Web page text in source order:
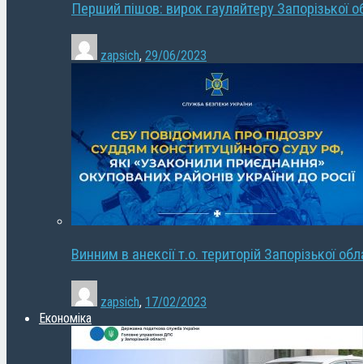
Перший пішов: вирок гауляйтеру Запорізької
zapsich, 29/06/2023
Винним в анексії т.о. територій Запорізької
zapsich, 17/02/2023
Економіка